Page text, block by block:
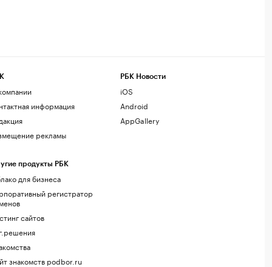
информация
рекламы
продукты РБК
для бизнеса
регистратор
сайтов
знакомств podbor.ru
РБК Новости
iOS
Android
AppGallery